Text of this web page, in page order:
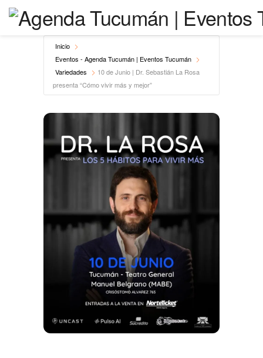
Inicio
Eventos - Agenda Tucumán | Eventos Tucumán
Variedades
10 de Junio | Dr. Sebastián La Rosa
presenta “Cómo vivir más y mejor”